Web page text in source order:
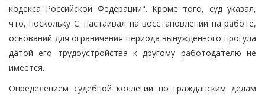
кодекса Российской Федерации". Кроме того, суд указал,
что, поскольку С. настаивал на восстановлении на работе,
оснований для ограничения периода вынужденного прогула
датой его трудоустройства к другому работодателю не
имеется.
Определением судебной коллегии по гражданским делам